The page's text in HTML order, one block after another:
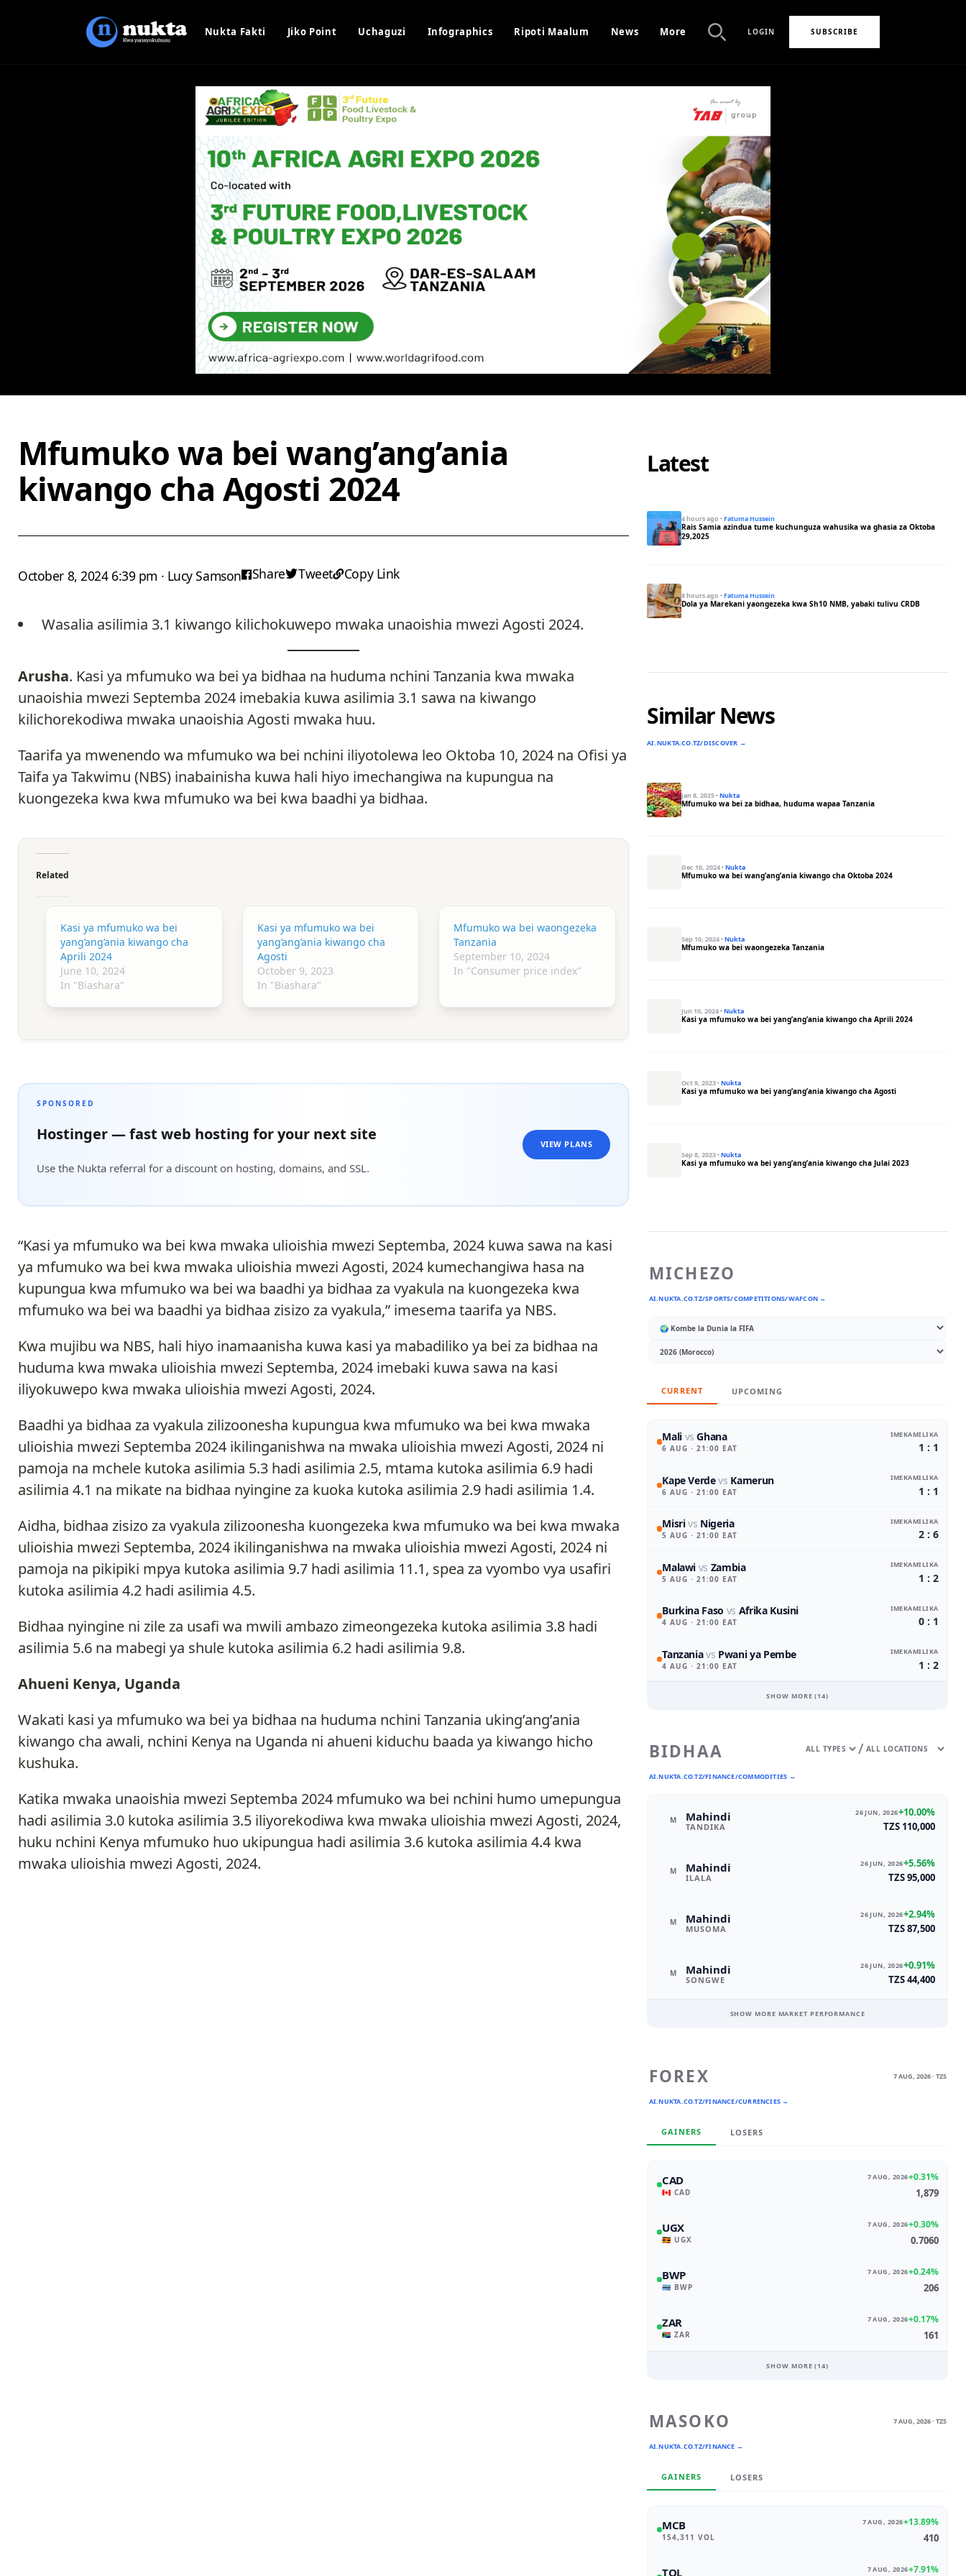
Nukta Fakti Jiko Point Uchaguzi Infographics Ripoti Maalum News More LOGIN SUBSCRIBE
Mfumuko wa bei wang’ang’ania
kiwango cha Agosti 2024
October 8, 2024 6:39 pm · Lucy Samson Share Tweet Copy Link
Wasalia asilimia 3.1 kiwango kilichokuwepo mwaka unaoishia mwezi Agosti 2024.
Arusha. Kasi ya mfumuko wa bei ya bidhaa na huduma nchini Tanzania kwa mwaka
unaoishia mwezi Septemba 2024 imebakia kuwa asilimia 3.1 sawa na kiwango
kilichorekodiwa mwaka unaoishia Agosti mwaka huu.
Taarifa ya mwenendo wa mfumuko wa bei nchini iliyotolewa leo Oktoba 10, 2024 na Ofisi ya
Taifa ya Takwimu (NBS) inabainisha kuwa hali hiyo imechangiwa na kupungua na
kuongezeka kwa kwa mfumuko wa bei kwa baadhi ya bidhaa.
Related
Kasi ya mfumuko wa bei
yang’ang’ania kiwango cha
Aprili 2024
June 10, 2024
In "Biashara"
Kasi ya mfumuko wa bei
yang’ang’ania kiwango cha
Agosti
October 9, 2023
In "Biashara"
Mfumuko wa bei waongezeka
Tanzania
September 10, 2024
In "Consumer price index"
SPONSORED
Hostinger — fast web hosting for your next site
Use the Nukta referral for a discount on hosting, domains, and SSL.
VIEW PLANS
“Kasi ya mfumuko wa bei kwa mwaka ulioishia mwezi Septemba, 2024 kuwa sawa na kasi
ya mfumuko wa bei kwa mwaka ulioishia mwezi Agosti, 2024 kumechangiwa hasa na
kupungua kwa mfumuko wa bei wa baadhi ya bidhaa za vyakula na kuongezeka kwa
mfumuko wa bei wa baadhi ya bidhaa zisizo za vyakula,” imesema taarifa ya NBS.
Kwa mujibu wa NBS, hali hiyo inamaanisha kuwa kasi ya mabadiliko ya bei za bidhaa na
huduma kwa mwaka ulioishia mwezi Septemba, 2024 imebaki kuwa sawa na kasi
iliyokuwepo kwa mwaka ulioishia mwezi Agosti, 2024.
Baadhi ya bidhaa za vyakula zilizoonesha kupungua kwa mfumuko wa bei kwa mwaka
ulioishia mwezi Septemba 2024 ikilinganishwa na mwaka ulioishia mwezi Agosti, 2024 ni
pamoja na mchele kutoka asilimia 5.3 hadi asilimia 2.5, mtama kutoka asilimia 6.9 hadi
asilimia 4.1 na mikate na bidhaa nyingine za kuoka kutoka asilimia 2.9 hadi asilimia 1.4.
Aidha, bidhaa zisizo za vyakula zilizoonesha kuongezeka kwa mfumuko wa bei kwa mwaka
ulioishia mwezi Septemba, 2024 ikilinganishwa na mwaka ulioishia mwezi Agosti, 2024 ni
pamoja na pikipiki mpya kutoka asilimia 9.7 hadi asilimia 11.1, spea za vyombo vya usafiri
kutoka asilimia 4.2 hadi asilimia 4.5.
Bidhaa nyingine ni zile za usafi wa mwili ambazo zimeongezeka kutoka asilimia 3.8 hadi
asilimia 5.6 na mabegi ya shule kutoka asilimia 6.2 hadi asilimia 9.8.
Ahueni Kenya, Uganda
Wakati kasi ya mfumuko wa bei ya bidhaa na huduma nchini Tanzania uking’ang’ania
kiwango cha awali, nchini Kenya na Uganda ni ahueni kiduchu baada ya kiwango hicho
kushuka.
Katika mwaka unaoishia mwezi Septemba 2024 mfumuko wa bei nchini humo umepungua
hadi asilimia 3.0 kutoka asilimia 3.5 iliyorekodiwa kwa mwaka ulioishia mwezi Agosti, 2024,
huku nchini Kenya mfumuko huo ukipungua hadi asilimia 3.6 kutoka asilimia 4.4 kwa
mwaka ulioishia mwezi Agosti, 2024.
Latest
4 hours ago ·Fatuma Hussein
Rais Samia azindua tume kuchunguza wahusika wa ghasia za Oktoba
29,2025
8 hours ago ·Fatuma Hussein
Dola ya Marekani yaongezeka kwa Sh10 NMB, yabaki tulivu CRDB
Similar News
AI.NUKTA.CO.TZ/DISCOVER →
Jan 8, 2025·Nukta
Mfumuko wa bei za bidhaa, huduma wapaa Tanzania
Dec 10, 2024·Nukta
Mfumuko wa bei wang’ang’ania kiwango cha Oktoba 2024
Sep 10, 2024·Nukta
Mfumuko wa bei waongezeka Tanzania
Jun 10, 2024·Nukta
Kasi ya mfumuko wa bei yang’ang’ania kiwango cha Aprili 2024
Oct 9, 2023·Nukta
Kasi ya mfumuko wa bei yang’ang’ania kiwango cha Agosti
Sep 8, 2023·Nukta
Kasi ya mfumuko wa bei yang’ang’ania kiwango cha Julai 2023
MICHEZO
AI.NUKTA.CO.TZ/SPORTS/COMPETITIONS/WAFCON →
CURRENT UPCOMING
Mali vsGhana
6 AUG · 21:00 EAT
IMEKAMILIKA
1 : 1
Kape Verdevs Kamerun
6 AUG · 21:00 EAT
IMEKAMILIKA
1 : 1
Misrivs Nigeria
5 AUG · 21:00 EAT
IMEKAMILIKA
2 : 6
Malawi vs Zambia
5 AUG · 21:00 EAT
IMEKAMILIKA
1 : 2
Burkina Faso vs Afrika Kusini
4 AUG · 21:00 EAT
IMEKAMILIKA
0 : 1
Tanzaniavs Pwani ya Pembe
4 AUG · 21:00 EAT
IMEKAMILIKA
1 : 2
SHOW MORE (14)
BIDHAA
AI.NUKTA.CO.TZ/FINANCE/COMMODITIES →
/
M Mahindi
TANDIKA
26 JUN, 2026+10.00%
TZS 110,000
M Mahindi
ILALA
26 JUN, 2026+5.56%
TZS 95,000
M Mahindi
MUSOMA
26 JUN, 2026+2.94%
TZS 87,500
M Mahindi
SONGWE
26 JUN, 2026+0.91%
TZS 44,400
SHOW MORE MARKET PERFORMANCE
FOREX
AI.NUKTA.CO.TZ/FINANCE/CURRENCIES →
7 AUG, 2026 · TZS
GAINERS LOSERS
CAD
🇨🇦 CAD
7 AUG, 2026+0.31%
1,879
UGX
🇺🇬 UGX
7 AUG, 2026+0.30%
0.7060
BWP
🇧🇼 BWP
7 AUG, 2026+0.24%
206
ZAR
🇿🇦 ZAR
7 AUG, 2026+0.17%
161
SHOW MORE (14)
MASOKO
AI.NUKTA.CO.TZ/FINANCE →
7 AUG, 2026 · TZS
GAINERS LOSERS
MCB
154,311 VOL
7 AUG, 2026+13.89%
410
TOL 7 AUG, 2026+7.91%